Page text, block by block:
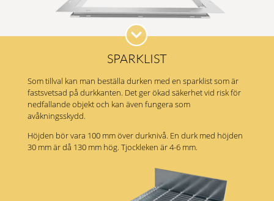
SPARKLIST
Som tillval kan man beställa durken med en sparklist som är
fastsvetsad på durkkanten. Det ger ökad säkerhet vid risk för
nedfallande objekt och kan även fungera som
avåkningsskydd.
Höjden bör vara 100 mm över durknivå. En durk med höjden
30 mm är då 130 mm hög. Tjockleken är 4-6 mm.